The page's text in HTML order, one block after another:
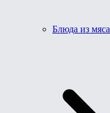
Блюда из мяса